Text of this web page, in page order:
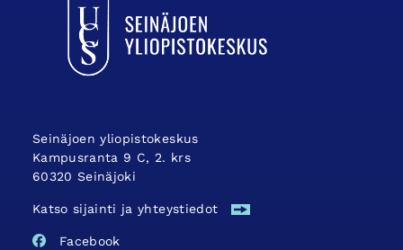
Seinäjoen yliopistokeskus
Kampusranta 9 C, 2. krs
60320 Seinäjoki
Katso sijainti ja yhteystiedot
Facebook